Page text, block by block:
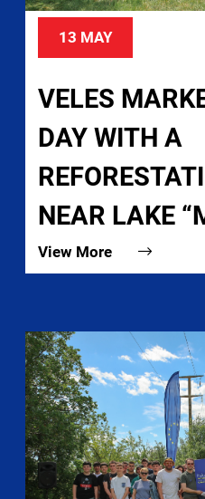
13 MAY
VELES
DAY WITH A
NEAR LAKE
View More